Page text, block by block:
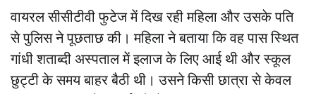
वायरल सीसीटीवी फुटेज में दिख रही महिला और उसके पति
से पुलिस ने पूछताछ की। महिला ने बताया कि वह पास स्थित
गांधी शताब्दी अस्पताल में इलाज के लिए आई थी और स्कूल
छुट्टी के समय बाहर बैठी थी। उसने किसी छात्रा से केवल